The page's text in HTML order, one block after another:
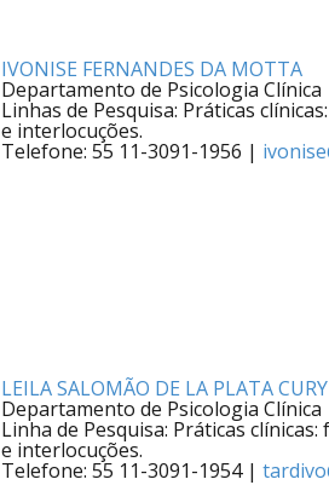
IVONISE FERNANDES DA MOTTA
Departamento de Psicologia Clínica
Linhas de Pesquisa: Práticas
e interlocuções.
Telefone: 55 11-3091-1956 |
LEILA SALOMÃO DE LA PLATA
Departamento de Psicologia Clínica
Linha de Pesquisa: Práticas
e interlocuções.
Telefone: 55 11-3091-1954 |